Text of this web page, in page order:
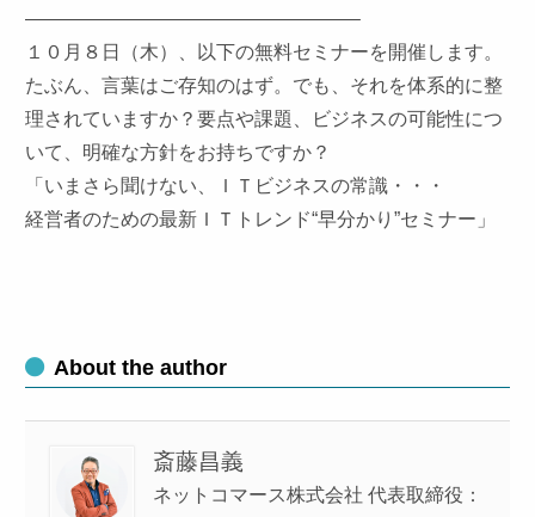
—————————————————–
１０月８日（木）、以下の無料セミナーを開催します。
たぶん、言葉はご存知のはず。でも、それを体系的に整
理されていますか？要点や課題、ビジネスの可能性につ
いて、明確な方針をお持ちですか？
「いまさら聞けない、ＩＴビジネスの常識・・・
経営者のための最新ＩＴトレンド“早分かり”セミナー」
About the author
斎藤昌義
ネットコマース株式会社 代表取締役：